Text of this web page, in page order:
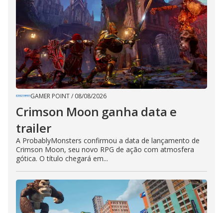
GAMER POINT/ 08/08/2026
Crimson Moon ganha data e
trailer
A ProbablyMonsters confirmou a data de lançamento de
Crimson Moon, seu novo RPG de ação com atmosfera
gótica. O título chegará em...